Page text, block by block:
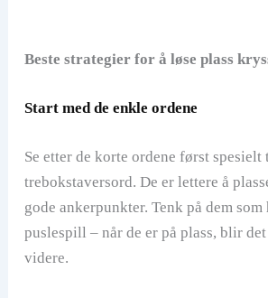
Beste strategier for å løse plass
Start med de enkle ordene
Se etter de korte ordene først spesielt
trebokstaversord. De er lettere å
gode ankerpunkter. Tenk på dem
puslespill – når de er på plass, blir
videre.